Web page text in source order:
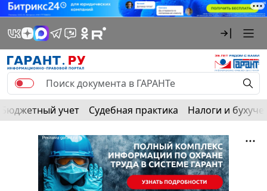
Бюджетный учет Судебная практика Налоги и